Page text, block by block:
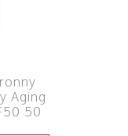
Aging
50